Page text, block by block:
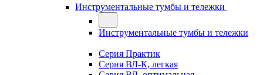
Инструментальные тумбы и тележки
Инструментальные тумбы и тележки
Серия Практик
Серия ВЛ-К, легкая